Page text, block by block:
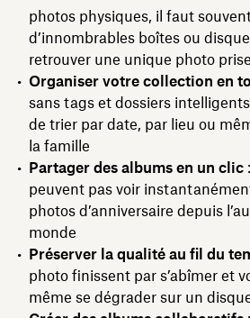
photos physiques, il faut
d’innombrables boîtes ou
retrouver une unique photo
Organiser votre collection en
sans tags et dossiers
de trier par date, par lieu ou
la famille
Partager des albums en un clic
peuvent pas voir
photos d’anniversaire depuis
monde
Préserver la qualité au fil du
photo finissent par s’abîmer et
même se dégrader sur un